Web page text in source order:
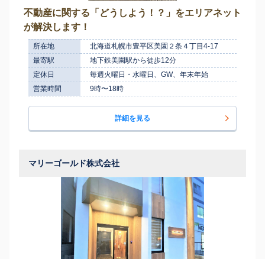
不動産に関する「どうしよう！？」をエリアネット
が解決します！
所在地
北海道札幌市豊平区美園２条４丁目4-17
最寄駅
地下鉄美園駅から徒歩12分
定休日
毎週火曜日・水曜日、GW、年末年始
営業時間
9時〜18時
詳細を見る
マリーゴールド株式会社